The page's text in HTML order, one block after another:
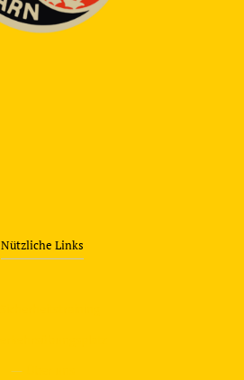
Nützliche Links
—